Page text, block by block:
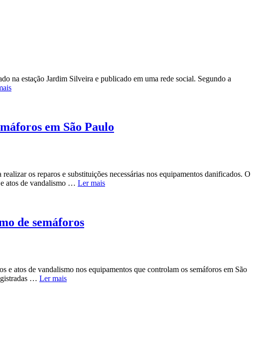
na estação Jardim Silveira e publicado em uma rede social. Segundo a
em São Paulo
os reparos e substituições necessárias nos equipamentos danificados. O
atos de vandalismo … Ler mais
de semáforos
atos de vandalismo nos equipamentos que controlam os semáforos em São
… Ler mais